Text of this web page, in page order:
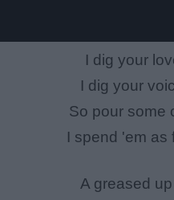
I dig your
I dig your
So pour some
I spend 'em as
A greased